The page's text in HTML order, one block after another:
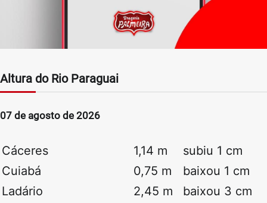
Altura do Rio Paraguai
07 de agosto de 2026
Cáceres 1,14 m
subiu 1 cm
Cuiabá
0,75 m
baixou 1 cm
Ladário
2,45 m
baixou 3 cm